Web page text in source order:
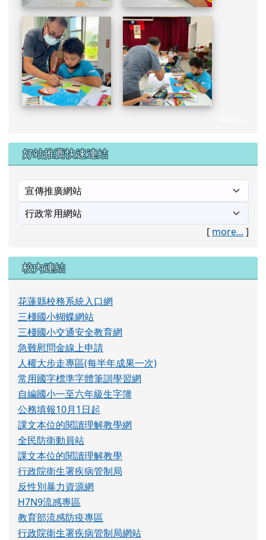
好站推薦快速連結
[ more... ]
校內連結
花蓮縣校務系統入口網
三棧國小蝴蝶網站
三棧國小交通安全教育網
急難慰問金線上申請
人權大步走專區(每半年成果一次)
常用國字標準字體筆訓學習網
自編國小一至六年級生字簿
公務填報10月1日起
課文本位的閱讀理解教學網
全民防衛動員站
課文本位的閱讀理解教學
行政院衛生署疾病管制局
反性別暴力資源網
H7N9流感專區
教育部流感防疫專區
行政院衛生署疾病管制局網站